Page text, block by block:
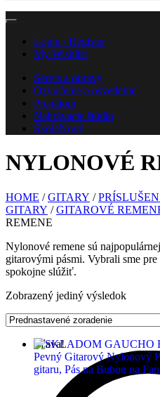
Login / Register
My Wishlist
Servis a opravy
Ozvučenie a osvetlenie
Prenájom
Nahrávacie štúdio
ŠkolaNové
NYLONOVÉ
HOME /GITARY /
GITARY /GITAROVÉ
REMENE
Nylonové remene sú
gitarovými pásmi. Vybrali sme
spokojne slúžiť.
Zobrazený jediný výsledok
Zľava!